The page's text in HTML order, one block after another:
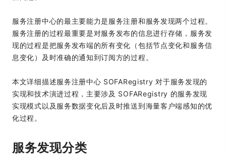
服务注册中心的最主要能力是服务注册和服务发现两个过程。
服务注册的过程最重要是对服务发布的信息进行存储，服务发
现的过程是把服务发布端的所有变化（包括节点变化和服务信
息变化）及时准确的通知到订阅方的过程。
本文详细描述服务注册中心 SOFARegistry 对于服务发现的
实现和技术演进过程，主要涉及 SOFARegistry 的服务发现
实现模式以及服务数据变化后及时推送到海量客户端感知的优
化过程。
服务发现分类